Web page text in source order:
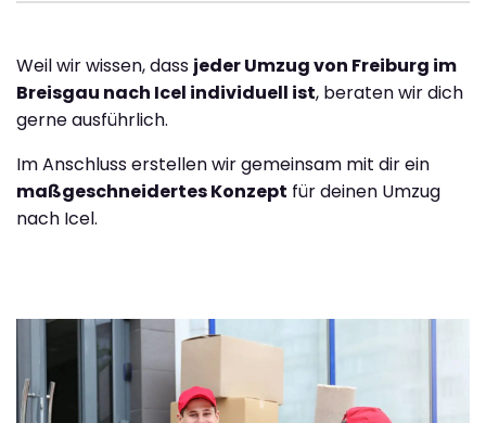
Weil wir wissen, dass jeder Umzug von Freiburg im
Breisgau nach Icel individuell ist, beraten wir dich
gerne ausführlich.
Im Anschluss erstellen wir gemeinsam mit dir ein
maßgeschneidertes Konzept für deinen Umzug
nach Icel.